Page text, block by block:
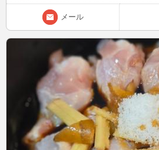
メール